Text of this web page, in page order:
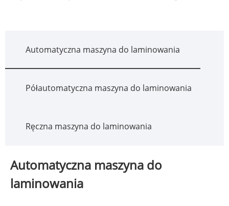
Automatyczna maszyna do laminowania
Półautomatyczna maszyna do laminowania
Ręczna maszyna do laminowania
Automatyczna maszyna do
laminowania